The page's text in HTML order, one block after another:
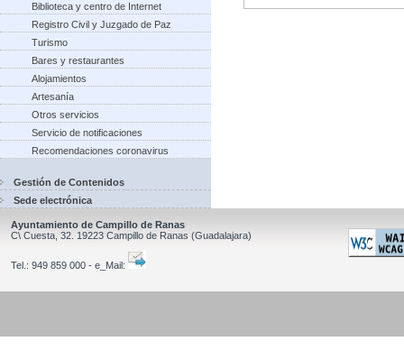
Biblioteca y centro de Internet
Registro Civil y Juzgado de Paz
Turismo
Bares y restaurantes
Alojamientos
Artesanía
Otros servicios
Servicio de notificaciones
Recomendaciones coronavirus
Gestión de Contenidos
Sede electrónica
Ayuntamiento de Campillo de Ranas
C\ Cuesta, 32. 19223 Campillo de Ranas (Guadalajara)
Tel.: 949 859 000 - e_Mail: